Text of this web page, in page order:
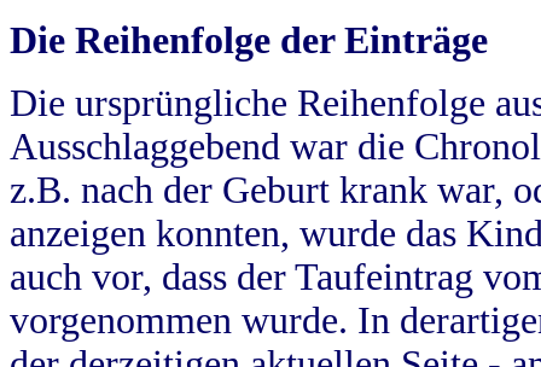
Die Reihenfolge der Einträge
Die ursprüngliche Reihenfolge
Ausschlaggebend war die
z.B. nach der Geburt krank war,
anzeigen konnten, wurde das
auch vor, dass der Taufeintrag
vorgenommen wurde. In